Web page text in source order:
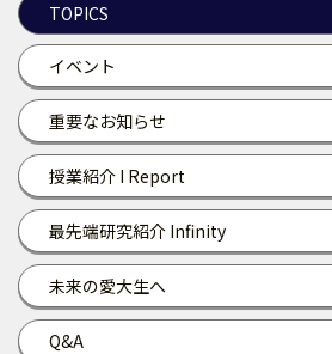
TOPICS
イベント
重要なお知らせ
授業紹介 I Report
最先端研究紹介 Infinity
未来の愛大生へ
Q&A